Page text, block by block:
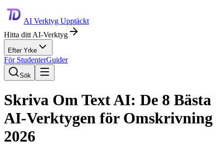
AI Verktyg Upptäckt
Hitta ditt AI-Verktyg
Efter Yrke
För StudenterGuider
Sök
Skriva Om Text AI: De 8 Bästa
AI-Verktygen för Omskrivning
2026